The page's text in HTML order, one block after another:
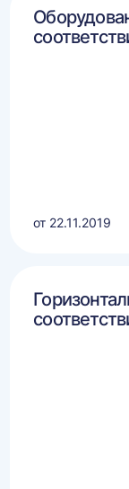
от 22.11.2019